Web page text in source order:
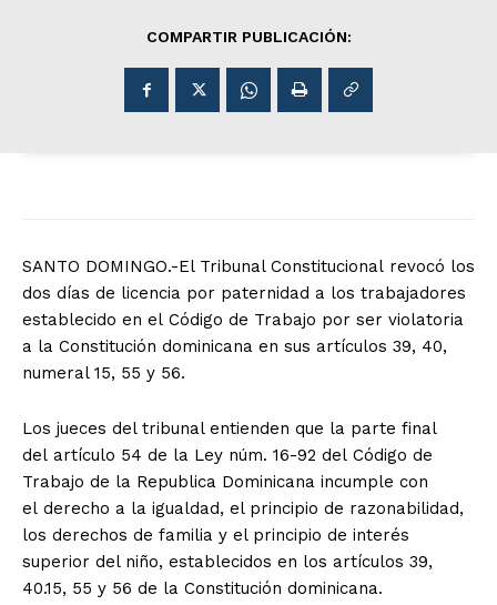
COMPARTIR PUBLICACIÓN:
SANTO DOMINGO.-El Tribunal Constitucional revocó los
dos días de licencia por paternidad a los trabajadores
establecido en el Código de Trabajo por ser violatoria
a la Constitución dominicana en sus artículos 39, 40,
numeral 15, 55 y 56.
Los jueces del tribunal entienden que la parte final
del artículo 54 de la Ley núm. 16-92 del Código de
Trabajo de la Republica Dominicana incumple con
el derecho a la igualdad, el principio de razonabilidad,
los derechos de familia y el principio de interés
superior del niño, establecidos en los artículos 39,
40.15, 55 y 56 de la Constitución dominicana.